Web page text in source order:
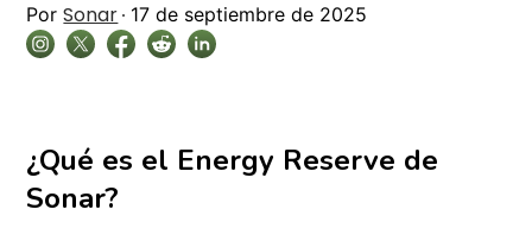
Por Sonar 17 de septiembre de 2025
¿Qué es el Energy Reserve de
Sonar?